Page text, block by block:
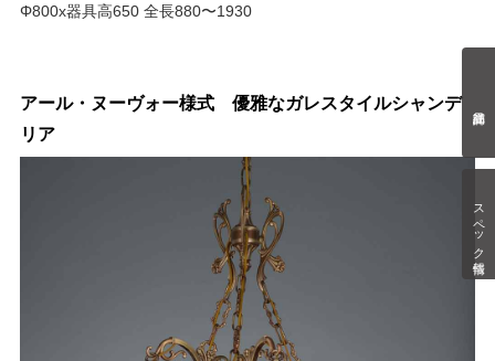
スペック情報
Φ800x器具高650 全長880〜1930
アール・ヌーヴォー様式 優雅なガレスタイルシャンデ
リア